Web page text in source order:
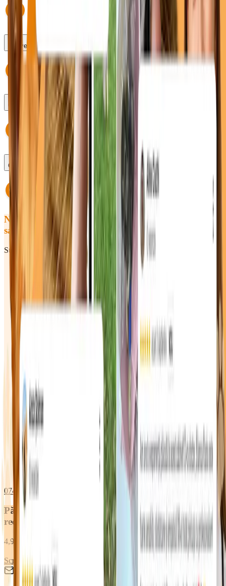
Pot veni fără programare?
Cum fac o programare?
Ce se întâmplă dacă întârzii?
Nu ai găsit răspunsul pe care îl căutai
sau încă ai întrebări? Hai să vorbim!
Sună-ne sau scrie-ne — răspundem rapid în timpul programului.
0748 096 612
Părinții de animăluțe ne
recomandă
4,9 ★ din 2000+ pacienți îngrijiți
Scrie o recenzie
Newsletter Duppy Vet